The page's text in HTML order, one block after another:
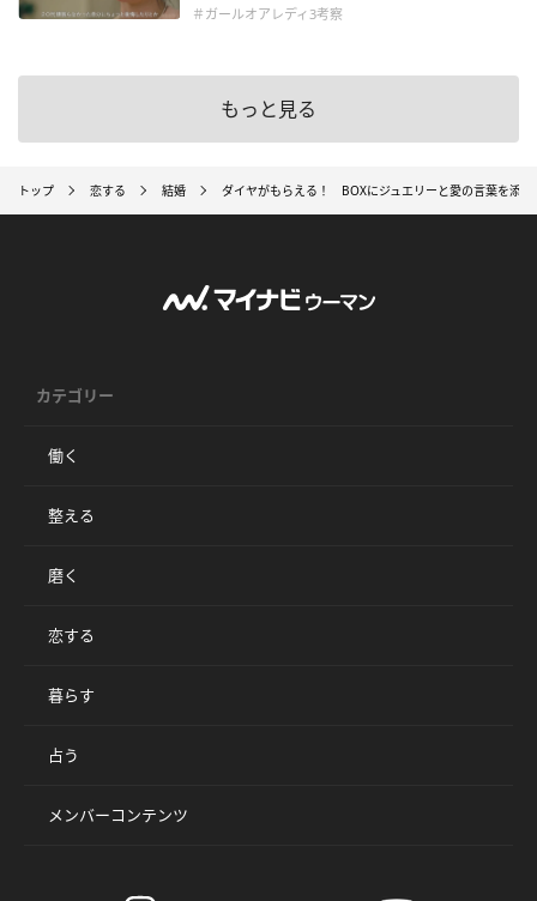
＃ガールオアレディ3考察
もっと見る
トップ 恋する 結婚 ダイヤがもらえる！ BOXにジュエリーと愛の言葉を添え
カテゴリー
働く
整える
磨く
恋する
暮らす
占う
メンバーコンテンツ